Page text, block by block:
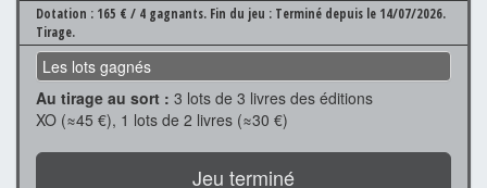
Dotation : 165 € / 4 gagnants. Fin du jeu : Terminé depuis le 14/07/2026.
Tirage.
Les lots gagnés
Au tirage au sort : 3 lots de 3 livres des éditions
XO (≈45 €), 1 lots de 2 livres (≈30 €)
Jeu terminé